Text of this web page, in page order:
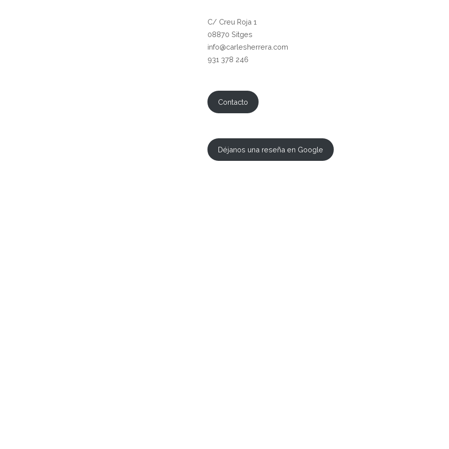
C/ Creu Roja 1
08870 Sitges
info@carlesherrera.com
931 378 246
Contacto
Déjanos una reseña en Google